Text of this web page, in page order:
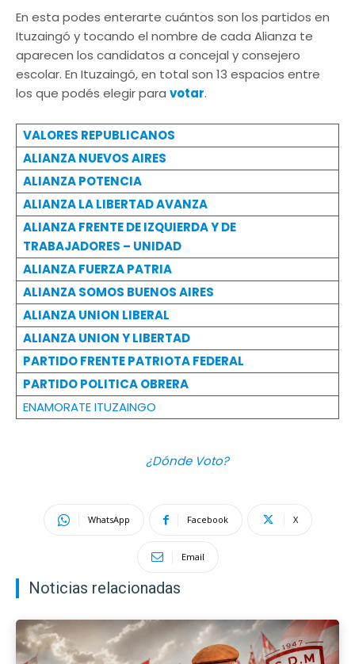
En esta podes enterarte cuántos son los partidos en
Ituzaingó y tocando el nombre de cada Alianza te
aparecen los candidatos a concejal y consejero
escolar. En Ituzaingó, en total son 13 espacios entre
los que podés elegir para votar.
VALORES REPUBLICANOS
ALIANZA NUEVOS AIRES
ALIANZA POTENCIA
ALIANZA LA LIBERTAD AVANZA
ALIANZA FRENTE DE IZQUIERDA Y DE
TRABAJADORES – UNIDAD
ALIANZA FUERZA PATRIA
ALIANZA SOMOS BUENOS AIRES
ALIANZA UNION LIBERAL
ALIANZA UNION Y LIBERTAD
PARTIDO FRENTE PATRIOTA FEDERAL
PARTIDO POLITICA OBRERA
ENAMORATE ITUZAINGO
¿Dónde Voto?
WhatsApp Facebook X
Email
Noticias relacionadas